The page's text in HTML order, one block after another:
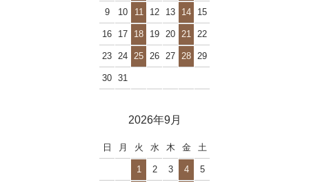
9 10 11 12 13 14 15
16 17 18 19 20 21 22
23 24 25 26 27 28 29
30 31
2026年9月
日 月 火 水 木 金 土
1 2 3 4 5